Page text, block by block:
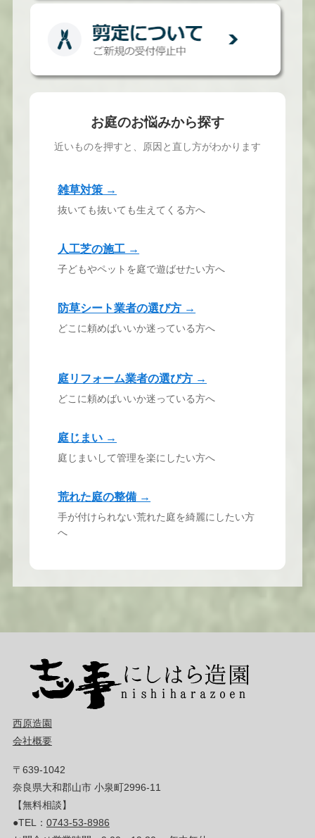
お庭のお悩みから探す
近いものを押すと、原因と直し方がわかります
雑草対策 →
抜いても抜いても生えてくる方へ
人工芝の施工 →
子どもやペットを庭で遊ばせたい方へ
防草シート業者の選び方 →
どこに頼めばいいか迷っている方へ
庭リフォーム業者の選び方 →
どこに頼めばいいか迷っている方へ
庭じまい →
庭じまいして管理を楽にしたい方へ
荒れた庭の整備 →
手が付けられない荒れた庭を綺麗にしたい方
へ
西原造園
会社概要
〒639-1042
奈良県大和郡山市 小泉町2996-11
【無料相談】
●TEL： 0743-53-8986